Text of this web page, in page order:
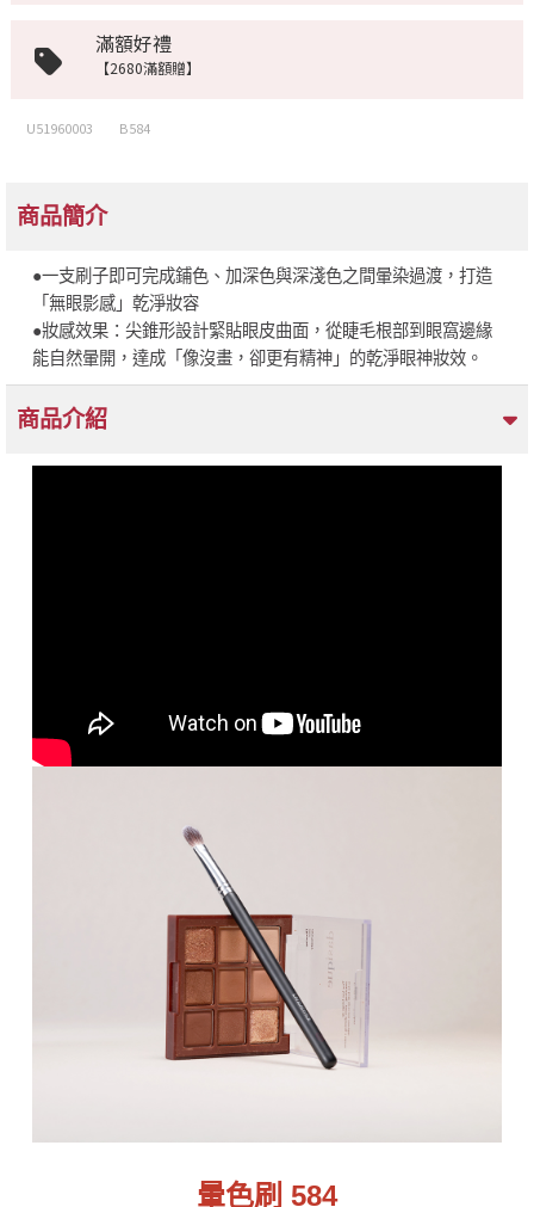
滿額好禮
【2680滿額贈】
U51960003 B584
商品簡介
●一支刷子即可完成鋪色、加深色與深淺色之間暈染過渡，打造
「無眼影感」乾淨妝容
●妝感效果：尖錐形設計緊貼眼皮曲面，從睫毛根部到眼窩邊緣
能自然暈開，達成「像沒畫，卻更有精神」的乾淨眼神妝效。
商品介紹
暈色刷 584